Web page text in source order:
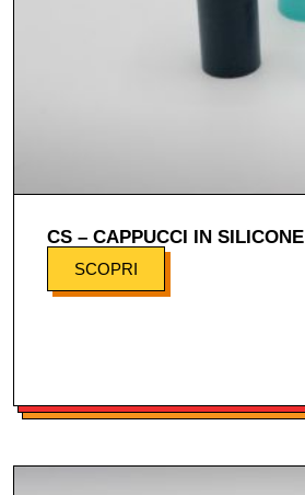
CS – CAPPUCCI IN SILICONE
SCOPRI